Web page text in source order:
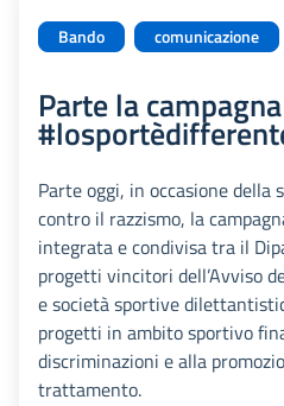
Bando comunicazione
Parte la
Parte oggi, in occasione della
contro il razzismo, la
integrata e condivisa tra il
progetti vincitori dell’Avviso
e società sportive
progetti in ambito sportivo
discriminazioni e alla
trattamento.